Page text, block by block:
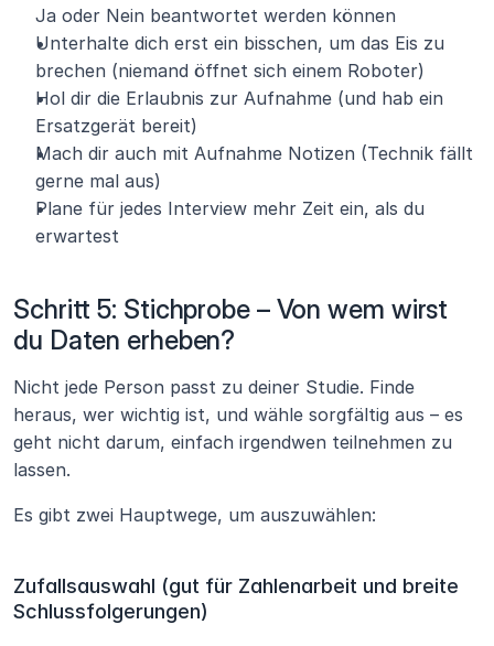
Ja oder Nein beantwortet werden können
Unterhalte dich erst ein bisschen, um das Eis zu
brechen (niemand öffnet sich einem Roboter)
Hol dir die Erlaubnis zur Aufnahme (und hab ein
Ersatzgerät bereit)
Mach dir auch mit Aufnahme Notizen (Technik fällt
gerne mal aus)
Plane für jedes Interview mehr Zeit ein, als du
erwartest
Schritt 5: Stichprobe – Von wem wirst
du Daten erheben?
Nicht jede Person passt zu deiner Studie. Finde
heraus, wer wichtig ist, und wähle sorgfältig aus – es
geht nicht darum, einfach irgendwen teilnehmen zu
lassen.
Es gibt zwei Hauptwege, um auszuwählen:
Zufallsauswahl (gut für Zahlenarbeit und breite
Schlussfolgerungen)